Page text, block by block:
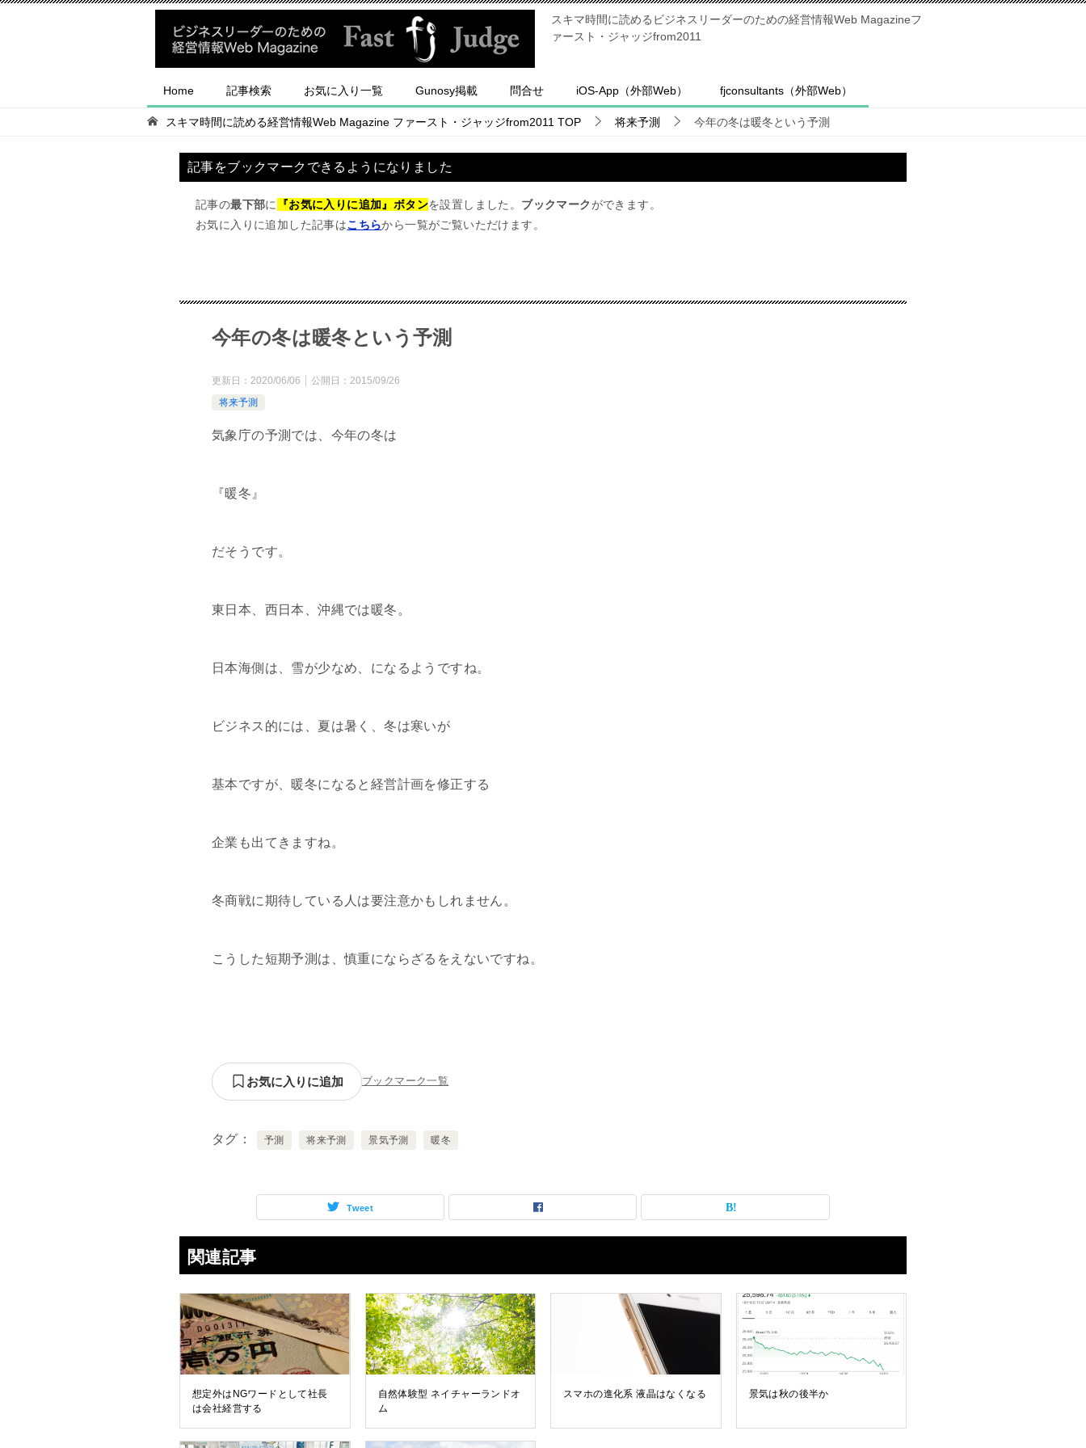
スキマ時間に読めるビジネスリーダーのための経営情報Web Magazineフ
ァースト・ジャッジfrom2011
Home 記事検索 お気に入り一覧 Gunosy掲載 問合せ iOS-App（外部Web） fjconsultants（外部Web）
スキマ時間に読める経営情報Web Magazine ファースト・ジャッジfrom2011 TOP 将来予測 今年の冬は暖冬という予測
記事をブックマークできるようになりました
記事の最下部に 『お気に入りに追加』ボタンを設置しました。 ブックマーク ができます。
お気に入りに追加した記事はこちらから一覧がご覧いただけます。
今年の冬は暖冬という予測
更新日： 2020/06/06 公開日： 2015/09/26
将来予測
気象庁の予測では、今年の冬は
『暖冬』
だそうです。
東日本、西日本、沖縄では暖冬。
日本海側は、雪が少なめ、になるようですね。
ビジネス的には、夏は暑く、冬は寒いが
基本ですが、暖冬になると経営計画を修正する
企業も出てきますね。
冬商戦に期待している人は要注意かもしれません。
こうした短期予測は、慎重にならざるをえないですね。
お気に入りに追加 ブックマーク一覧
タグ 予測 将来予測 景気予測 暖冬
Tweet
関連記事
想定外はNGワードとして社長
は会社経営する
自然体験型 ネイチャーランドオ
ム
スマホの進化系 液晶はなくなる 景気は秋の後半か